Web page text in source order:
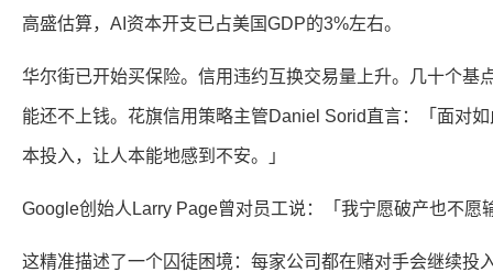
高盛估算，AI资本开支已占美国GDP的3%左右。
华尔街已开始买保险。信用违约互换交易量上升。几十个基
能还不上钱。花旗信用策略主管Daniel Sorid直言：「面对
本投入，让人本能地感到不安。」
Google创始人Larry Page曾对员工说：「我宁愿破产也不愿
这精准描述了一个囚徒困境：每家公司都在赌对手会继续投